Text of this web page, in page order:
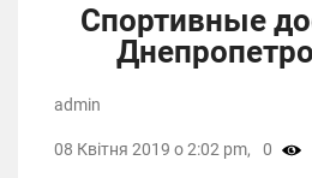
Спортивные
admin
08 Квітня 2019 о 2:02 pm, 0